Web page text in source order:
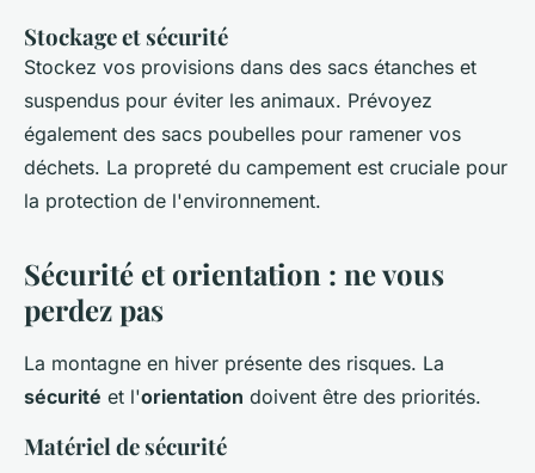
Stockage et sécurité
Stockez vos provisions dans des sacs étanches et
suspendus pour éviter les animaux. Prévoyez
également des sacs poubelles pour ramener vos
déchets. La propreté du campement est cruciale pour
la protection de l'environnement.
Sécurité et orientation : ne vous
perdez pas
La montagne en hiver présente des risques. La
sécurité et l'orientation doivent être des priorités.
Matériel de sécurité